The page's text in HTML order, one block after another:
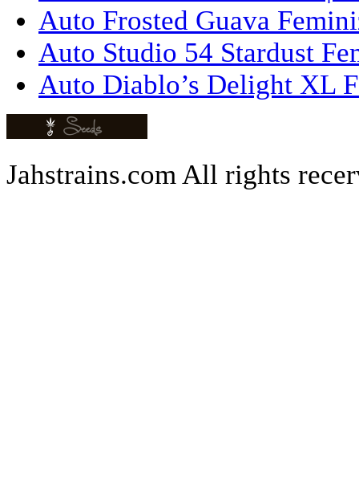
Auto Frosted Guava
Auto Studio 54 Stardust
Auto Diablo’s Delight XL
Jahstrains.comAll rights